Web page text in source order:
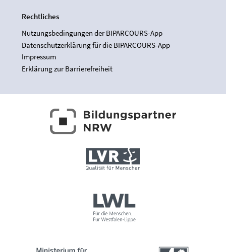
Rechtliches
Nutzungsbedingungen der BIPARCOURS-App
Datenschutzerklärung für die BIPARCOURS-App
Impressum
Erklärung zur Barrierefreiheit